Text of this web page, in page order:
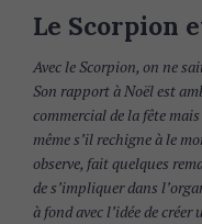
Le Scorpion
Avec le Scorpion, on ne
Son rapport à Noël est
commercial de la fête
même s’il rechigne à le
observe, fait quelques
de s’impliquer dans
à fond avec l’idée de